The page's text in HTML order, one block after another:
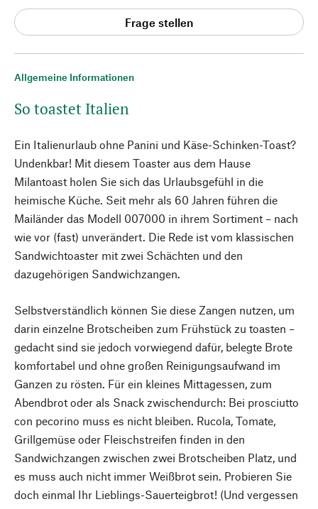
Allgemeine Informationen
So toastet Italien
Ein Italienurlaub ohne Panini und Käse-Schinken-Toast?
Undenkbar! Mit diesem Toaster aus dem Hause
Milantoast holen Sie sich das Urlaubsgefühl in die
heimische Küche. Seit mehr als 60 Jahren führen die
Mailänder das Modell 007000 in ihrem Sortiment – nach
wie vor (fast) unverändert. Die Rede ist vom klassischen
Sandwichtoaster mit zwei Schächten und den
dazugehörigen Sandwichzangen.
Selbstverständlich können Sie diese Zangen nutzen, um
darin einzelne Brotscheiben zum Frühstück zu toasten –
gedacht sind sie jedoch vorwiegend dafür, belegte Brote
komfortabel und ohne großen Reinigungsaufwand im
Ganzen zu rösten. Für ein kleines Mittagessen, zum
Abendbrot oder als Snack zwischendurch: Bei prosciutto
con pecorino muss es nicht bleiben. Rucola, Tomate,
Grillgemüse oder Fleischstreifen finden in den
Sandwichzangen zwischen zwei Brotscheiben Platz, und
es muss auch nicht immer Weißbrot sein. Probieren Sie
doch einmal Ihr Lieblings-Sauerteigbrot! (Und vergessen
Frage stellen